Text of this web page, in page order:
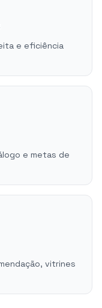
e eficiência
e metas de
vitrines